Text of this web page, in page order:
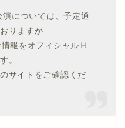
については、予定通
りますが
報をオフィシャルＨ
。
サイトをご確認くだ